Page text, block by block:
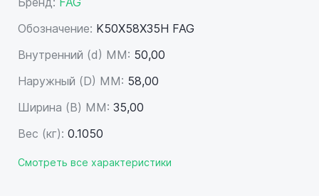
Обозначение: K50X58X35H FAG
Внутренний (d) ММ: 50,00
Наружный (D) ММ: 58,00
Ширина (B) MM: 35,00
Вес (кг): 0.1050
Смотреть все характеристики